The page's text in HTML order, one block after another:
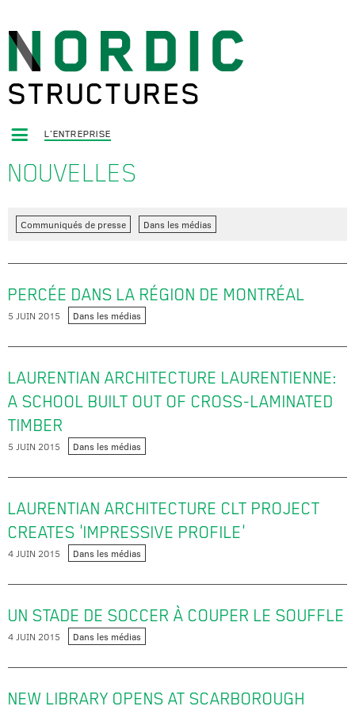
L'ENTREPRISE
NOUVELLES
Communiqués de presse Dans les médias
PERCÉE DANS LA RÉGION DE MONTRÉAL
5 JUIN 2015 Dans les médias
LAURENTIAN ARCHITECTURE LAURENTIENNE:
A SCHOOL BUILT OUT OF CROSS-LAMINATED
TIMBER
5 JUIN 2015 Dans les médias
LAURENTIAN ARCHITECTURE CLT PROJECT
CREATES 'IMPRESSIVE PROFILE'
4 JUIN 2015 Dans les médias
UN STADE DE SOCCER À COUPER LE SOUFFLE
4 JUIN 2015 Dans les médias
NEW LIBRARY OPENS AT SCARBOROUGH